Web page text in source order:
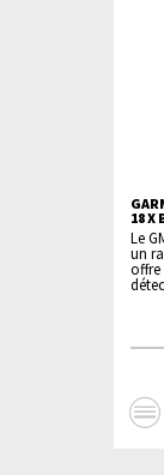
18 X
Le
un
offre